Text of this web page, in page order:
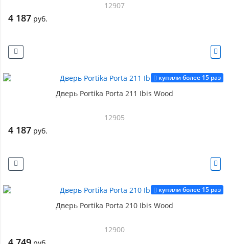
12907
4 187 руб.
купили более 15 раз
Дверь Portika Porta 211 Ibis Wood
12905
4 187 руб.
купили более 15 раз
Дверь Portika Porta 210 Ibis Wood
12900